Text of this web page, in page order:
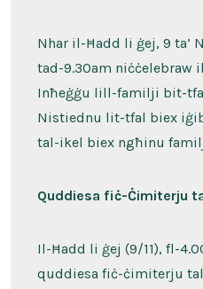
Nhar il-Ħadd li ġej, 9 ta’
tad-9.30am niċċelebraw
Inħeġġu lill-familji bit-
Nistiednu lit-tfal biex
tal-ikel biex ngħinu
Quddiesa fiċ-Ċimiterju
Il-Ħadd li ġej (9/11), fl-
quddiesa fiċ-ċimiterju tal-